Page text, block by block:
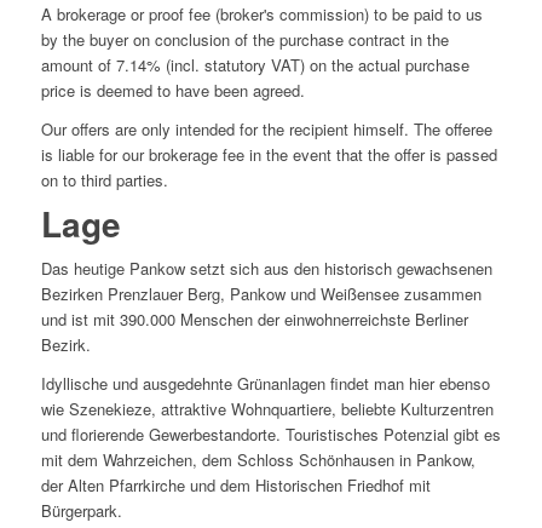
A brokerage or proof fee (broker's commission) to be paid to us
by the buyer on conclusion of the purchase contract in the
amount of 7.14% (incl. statutory VAT) on the actual purchase
price is deemed to have been agreed.
Our offers are only intended for the recipient himself. The offeree
is liable for our brokerage fee in the event that the offer is passed
on to third parties.
Lage
Das heutige Pankow setzt sich aus den historisch gewachsenen
Bezirken Prenzlauer Berg, Pankow und Weißensee zusammen
und ist mit 390.000 Menschen der einwohnerreichste Berliner
Bezirk.
Idyllische und ausgedehnte Grünanlagen findet man hier ebenso
wie Szenekieze, attraktive Wohnquartiere, beliebte Kulturzentren
und florierende Gewerbestandorte. Touristisches Potenzial gibt es
mit dem Wahrzeichen, dem Schloss Schönhausen in Pankow,
der Alten Pfarrkirche und dem Historischen Friedhof mit
Bürgerpark.